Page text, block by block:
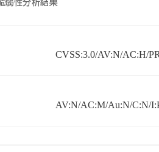
CVSS:3.0/AV:N/AC:H/
AV:N/AC:M/Au:N/C:N/